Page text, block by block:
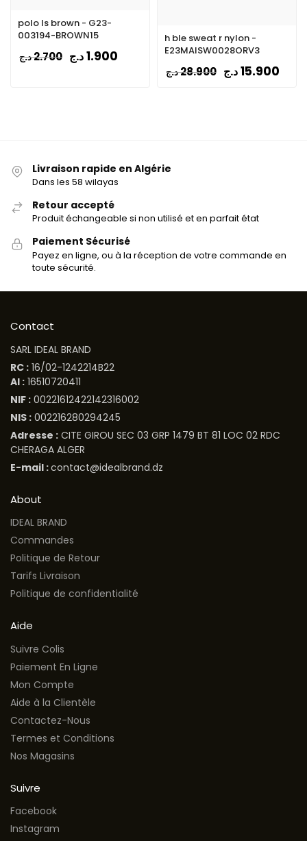
polo ls brown - G23-
003194-BROWN15
2.700د.ج 1.900د.ج
h ble sweat r nylon -
E23MAISW0028ORV3
28.900د.ج 15.900د.ج
Livraison rapide en Algérie
Dans les 58 wilayas
Retour accepté
Produit échangeable si non utilisé et en parfait état
Paiement Sécurisé
Payez en ligne, ou à la réception de votre commande en
toute sécurité.
Contact
SARL IDEAL BRAND
RC : 16/02-1242214B22
AI : 16510720411
NIF : 00221612422142316002
NIS : 002216280294245
Adresse : CITE GIROU SEC 03 GRP 1479 BT 81 LOC 02 RDC
CHERAGA ALGER
E-mail :contact@idealbrand.dz
About
IDEAL BRAND
Commandes
Politique de Retour
Tarifs Livraison
Politique de confidentialité
Aide
Suivre Colis
Paiement En Ligne
Mon Compte
Aide à la Clientèle
Contactez-Nous
Termes et Conditions
Nos Magasins
Suivre
Facebook
Instagram